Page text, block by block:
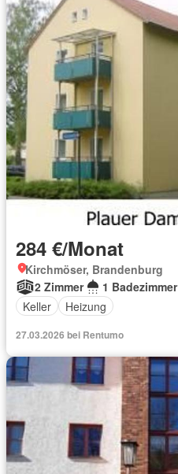
284 €/Monat
Kirchmöser, Brandenburg
2 Zimmer
1 Badezimmer
Keller
Heizung
27.03.2026 bei Rentumo